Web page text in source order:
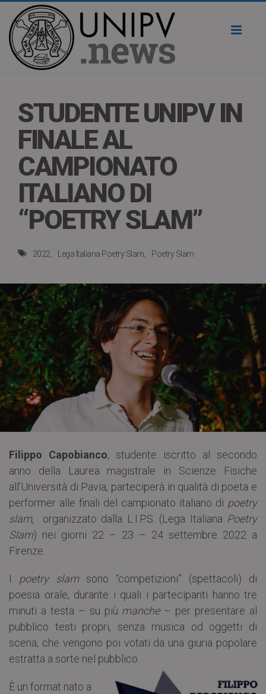
STUDENTE UNIPV IN
FINALE AL
CAMPIONATO
ITALIANO DI
“POETRY SLAM”
2022 Lega Italiana Poetry Slam Poetry Slam
Filippo Capobianco, studente iscritto al secondo
anno della Laurea magistrale in Scienze Fisiche
all’Università di Pavia, parteciperà in qualità di poeta e
performer alle finali del campionato italiano di poetry
slam, organizzato dalla L.I.P.S. (Lega Italiana Poetry
Slam) nei giorni 22 – 23 – 24 settembre 2022 a
Firenze.
I poetry slamsono “competizioni” (spettacoli) di
poesia orale, durante i quali i partecipanti hanno tre
minuti a testa – su più manche– per presentare al
pubblico testi propri, senza musica od oggetti di
scena, che vengono poi votati da una giuria popolare
estratta a sorte nel pubblico.
È un format nato a